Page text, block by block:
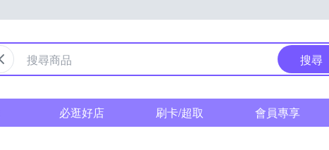
搜尋
必逛好店 刷卡/超取 會員專享